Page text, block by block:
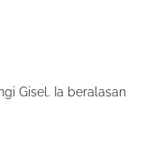
Gisel. Ia beralasan